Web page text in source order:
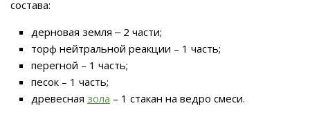
состава:
дерновая земля ‒ 2 части;
торф нейтральной реакции – 1 часть;
перегной – 1 часть;
песок – 1 часть;
древесная зола – 1 стакан на ведро смеси.